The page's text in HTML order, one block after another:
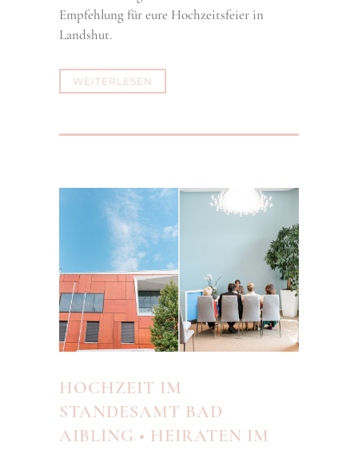
Empfehlung für eure Hochzeitsfeier in
Landshut.
WEITERLESEN
HOCHZEIT IM
STANDESAMT BAD
AIBLING • HEIRATEN IM